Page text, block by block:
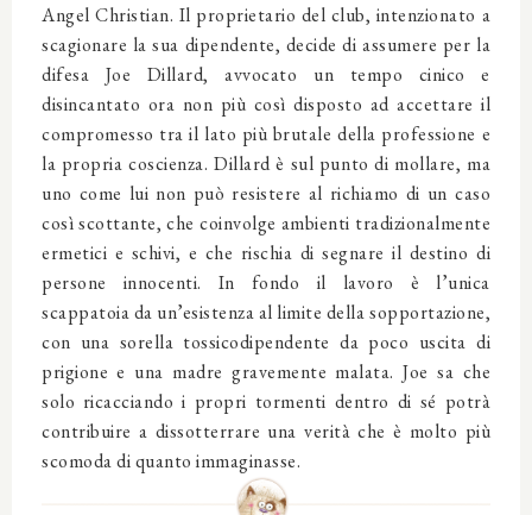
Angel Christian. Il proprietario del club, intenzionato a
scagionare la sua dipendente, decide di assumere per la
difesa Joe Dillard, avvocato un tempo cinico e
disincantato ora non più così disposto ad accettare il
compromesso tra il lato più brutale della professione e
la propria coscienza. Dillard è sul punto di mollare, ma
uno come lui non può resistere al richiamo di un caso
così scottante, che coinvolge ambienti tradizionalmente
ermetici e schivi, e che rischia di segnare il destino di
persone innocenti. In fondo il lavoro è l’unica
scappatoia da un’esistenza al limite della sopportazione,
con una sorella tossicodipendente da poco uscita di
prigione e una madre gravemente malata. Joe sa che
solo ricacciando i propri tormenti dentro di sé potrà
contribuire a dissotterrare una verità che è molto più
scomoda di quanto immaginasse.